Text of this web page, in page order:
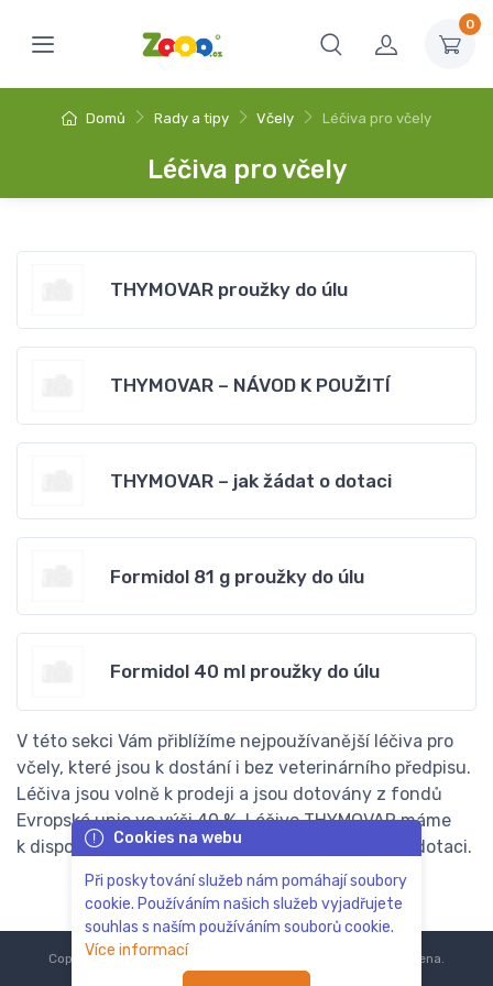
0
Domů Rady a tipy Včely Léčiva pro včely
Léčiva pro včely
THYMOVAR proužky do úlu
THYMOVAR – NÁVOD K POUŽITÍ
THYMOVAR – jak žádat o dotaci
Formidol 81 g proužky do úlu
Formidol 40 ml proužky do úlu
V této sekci Vám přiblížíme nejpoužívanější léčiva pro
včely, které jsou k dostání i bez veterinárního předpisu.
Léčiva jsou volně k prodeji a jsou dotovány z fondů
Evropské unie ve výši 40 %. Léčivo THYMOVAR máme
k dispozici také dotované, je tedy již poníženo o dotaci.
Cookies na webu
Při poskytování služeb nám pomáhají soubory
cookie. Používáním našich služeb vyjadřujete
souhlas s naším používáním souborů cookie.
Více informací
Copyright © 2018-2024 Všechna práva vyhrazena.